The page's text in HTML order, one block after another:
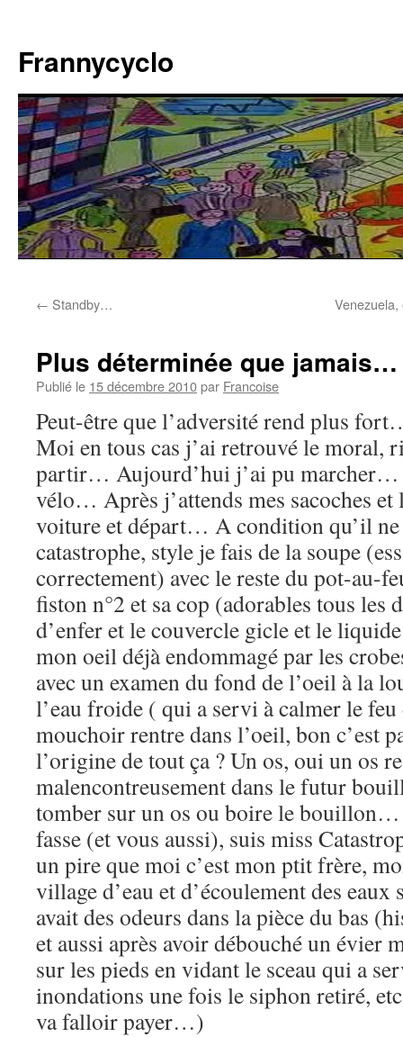
contenu
Frannycyclo
← Standby… Venezuela,
Plus déterminée que jamais…
Publié le 15 décembre 2010par Francoise
Peut-être que l’adversité rend plus
Moi en tous cas j’ai retrouvé le moral,
partir… Aujourd’hui j’ai pu marcher…
vélo… Après j’attends mes sacoches et
voiture et départ… A condition qu’il ne
catastrophe, style je fais de la soupe
correctement) avec le reste du pot-au-
fiston n°2 et sa cop (adorables tous les
d’enfer et le couvercle gicle et le
mon oeil déjà endommagé par les
avec un examen du fond de l’oeil à la
l’eau froide ( qui a servi à calmer le
mouchoir rentre dans l’oeil, bon c’est
l’origine de tout ça ? Un os, oui un os
malencontreusement dans le futur
tomber sur un os ou boire le
fasse (et vous aussi), suis miss
un pire que moi c’est mon ptit frère,
village d’eau et d’écoulement des eaux
avait des odeurs dans la pièce du bas
et aussi après avoir débouché un évier
sur les pieds en vidant le sceau qui a
inondations une fois le siphon retiré,
va falloir payer…)